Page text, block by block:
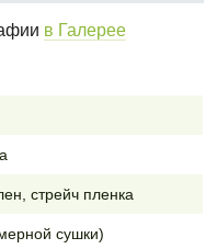
в Галерее
стрейч пленка
сушки)